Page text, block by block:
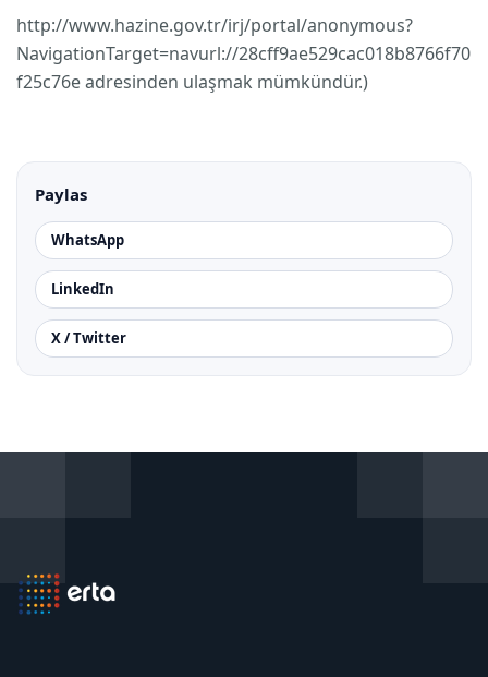
http://www.hazine.gov.tr/irj/portal/anonymous?
NavigationTarget=navurl://28cff9ae529cac018b8766f70
f25c76e adresinden ulaşmak mümkündür.)
Paylas
WhatsApp
LinkedIn
X / Twitter